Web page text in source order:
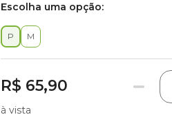
Escolha uma opção:
P M
R$ 65,90
à vista